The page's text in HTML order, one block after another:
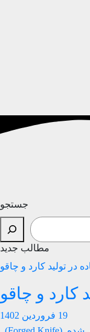
جستجو
مطالب جدید
کارد و چاقو
19 فروردین 1402